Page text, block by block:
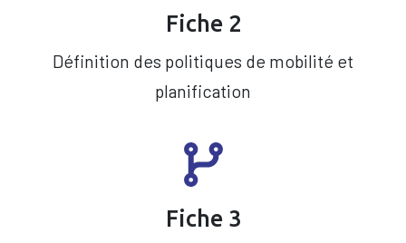
Fiche 2
Définition des politiques de mobilité et
planification
Fiche 3